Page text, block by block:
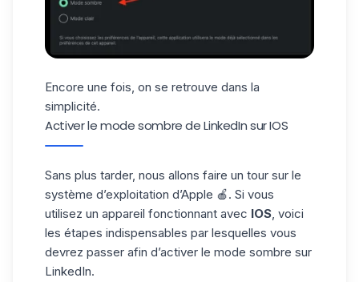
Encore une fois, on se retrouve dans la
simplicité.
Activer le mode sombre de LinkedIn sur IOS
Sans plus tarder, nous allons faire un tour sur le
système d’exploitation d’Apple 🍎. Si vous
utilisez un appareil fonctionnant avec IOS, voici
les étapes indispensables par lesquelles vous
devrez passer afin d’activer le mode sombre sur
LinkedIn.